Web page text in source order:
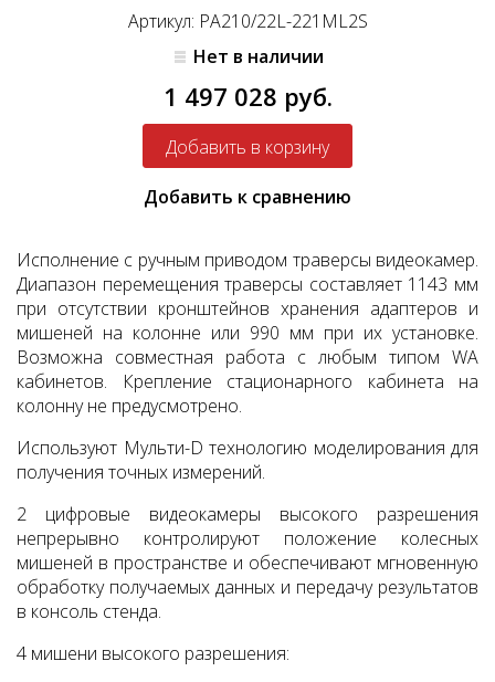
Артикул: PA210/22L-221ML2S
Нет в наличии
1 497 028 руб.
Добавить к сравнению
Исполнение с ручным приводом траверсы видеокамер.
Диапазон перемещения траверсы составляет 1143 мм
при отсутствии кронштейнов хранения адаптеров и
мишеней на колонне или 990 мм при их установке.
Возможна совместная работа с любым типом WA
кабинетов. Крепление стационарного кабинета на
колонну не предусмотрено.
Используют Мульти-D технологию моделирования для
получения точных измерений.
2 цифровые видеокамеры высокого разрешения
непрерывно контролируют положение колесных
мишеней в пространстве и обеспечивают мгновенную
обработку получаемых данных и передачу результатов
в консоль стенда.
4 мишени высокого разрешения: